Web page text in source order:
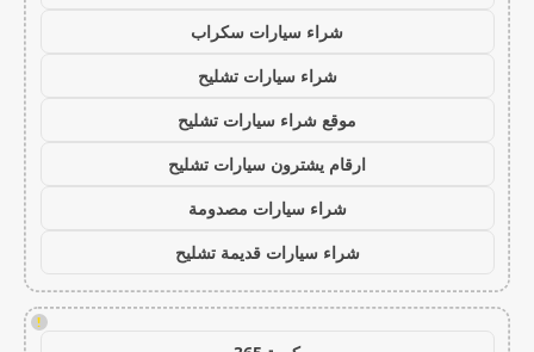
شراء سيارات سكراب
شراء سيارات تشليح
موقع شراء سيارات تشليح
ارقام يشترون سيارات تشليح
شراء سيارات مصدومة
شراء سيارات قديمة تشليح
!